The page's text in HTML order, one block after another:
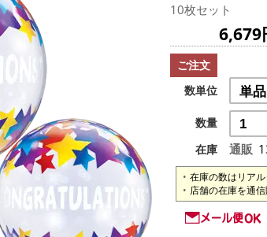
10枚セット
6,679
ご注文
数単位
数量
在庫
通販
在庫の数はリアル
店舗の在庫を通信